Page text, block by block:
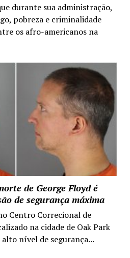
durante sua administração,
pobreza e criminalidade
os afro-americanos na
de George Floyd é
de segurança máxima
Centro Correcional de
na cidade de Oak Park
nível de segurança...